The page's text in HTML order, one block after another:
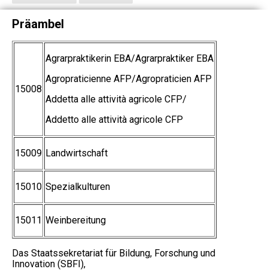
Präambel
15008
Agrarpraktikerin EBA/Agrarpraktiker EBA
Agropraticienne AFP/Agropraticien AFP
Addetta alle attività agricole CFP/
Addetto alle attività agricole CFP
15009 Landwirtschaft
15010 Spezialkulturen
15011 Weinbereitung
Das Staatssekretariat für Bildung, Forschung und
Innovation (SBFI),